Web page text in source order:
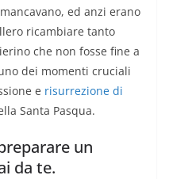
ed anzi erano
ricambiare tanto
che non fosse fine a
dei momenti cruciali
e risurrezione di
Santa Pasqua.
un
da te.